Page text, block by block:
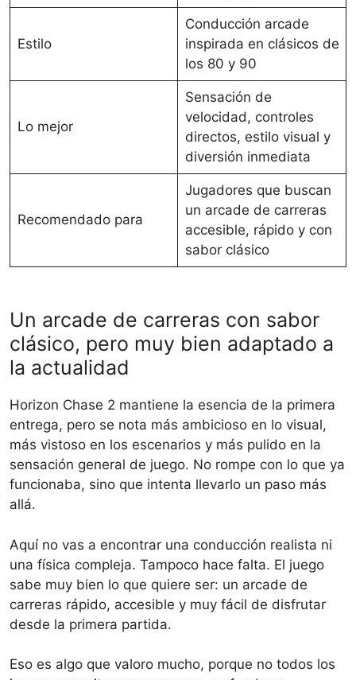
Estilo
Conducción arcade
inspirada en clásicos de
los 80 y 90
Lo mejor
Sensación de
velocidad, controles
directos, estilo visual y
diversión inmediata
Recomendado para
Jugadores que buscan
un arcade de carreras
accesible, rápido y con
sabor clásico
Un arcade de carreras con sabor
clásico, pero muy bien adaptado a
la actualidad
Horizon Chase 2 mantiene la esencia de la primera
entrega, pero se nota más ambicioso en lo visual,
más vistoso en los escenarios y más pulido en la
sensación general de juego. No rompe con lo que ya
funcionaba, sino que intenta llevarlo un paso más
allá.
Aquí no vas a encontrar una conducción realista ni
una física compleja. Tampoco hace falta. El juego
sabe muy bien lo que quiere ser: un arcade de
carreras rápido, accesible y muy fácil de disfrutar
desde la primera partida.
Eso es algo que valoro mucho, porque no todos los